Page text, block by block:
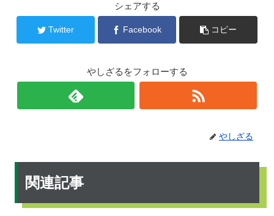
シェアする
Twitter Facebook コピー
やしざるをフォローする
やしざる
関連記事